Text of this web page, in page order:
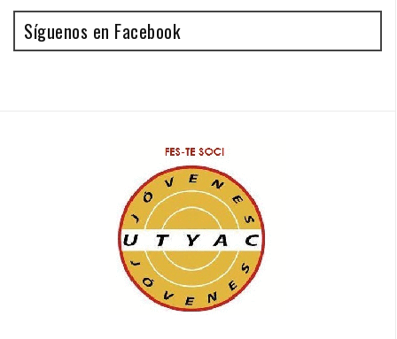
Síguenos en Facebook